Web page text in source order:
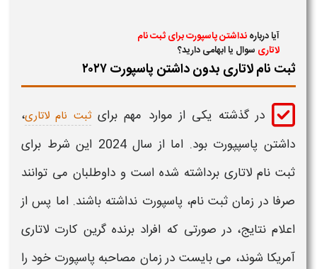
آیا دربارهنداشتن پاسپورت برای ثبت نام
لاتاری سوال یا ابهامی دارید؟
ثبت نام لاتاری بدون داشتن پاسپورت ۲۰۲۷
در گذشته یکی از موارد مهم برایثبت نام لاتاری،
داشتن پاسپپورت بود. اما از سال 2024 این شرط برای
ثبت نام لاتاری برداشته شده است و داوطلبان می توانند
صرفا در زمان ثبت نام،پاسپورت نداشته باشند. اما پس از
اعلام نتایج، در صورتی که افراد برنده گرین کارت لاتاری
آمریکا شوند، می بایست در زمان مصاحبهپاسپورت خود را